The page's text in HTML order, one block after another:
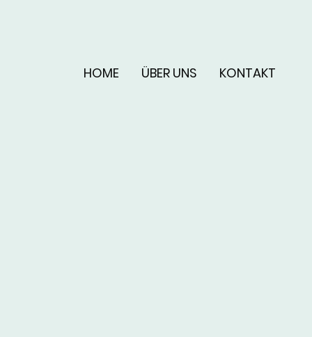
HOME ÜBER UNS KONTAKT